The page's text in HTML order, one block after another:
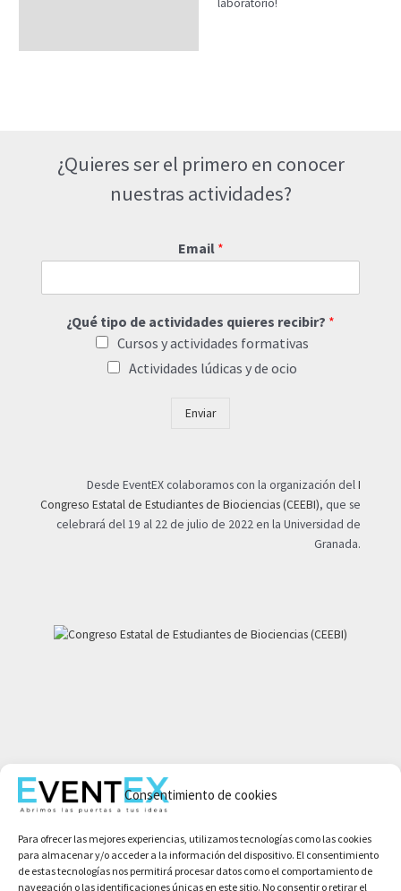
Consentimiento de cookies
Para ofrecer las mejores experiencias, utilizamos tecnologías como las cookies
para almacenar y/o acceder a la información del dispositivo. El consentimiento
de estas tecnologías nos permitirá procesar datos como el comportamiento de
navegación o las identificaciones únicas en este sitio. No consentir o retirar el
¿Quieres ser el primero en conocer
nuestras actividades?
Email *
¿Qué tipo de actividades quieres recibir? *
Cursos y actividades formativas
Actividades lúdicas y de ocio
Enviar
Desde EventEX colaboramos con la organización delI
Congreso Estatal de Estudiantes de Biociencias (CEEBI), que se
celebrará del 19 al 22 de julio de 2022 en la Universidad de
Granada.
Aviso legal
Condiciones de compra
Política de cookies